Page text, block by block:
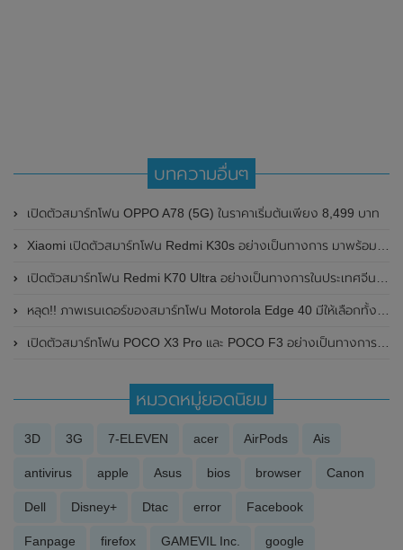
บทความอื่นๆ
เปิดตัวสมาร์ทโฟน OPPO A78 (5G) ในราคาเริ่มต้นเพียง 8,499 บาท
Xiaomi เปิดตัวสมาร์ทโฟน Redmi K30s อย่างเป็นทางการ มาพร้อมชิปเซ็ตเรือธง Snapdragon 865 , หน้าจอ 144 Hz และกล้อง 64MP
เปิดตัวสมาร์ทโฟน Redmi K70 Ultra อย่างเป็นทางการในประเทศจีน มาพร้อมชิปเซ็ต Mediatek Dimensity 9300+ , RAM 24GB และแบตเตอรี่สุดอึด 5,500mAh
หลุด!! ภาพเรนเดอร์ของสมาร์ทโฟน Motorola Edge 40 มีให้เลือกทั้งหมด 4 สี พร้อมเผยรายละเอียดราคาในยุโรปก่อนเปิดตัวในเร็วๆนี้
เปิดตัวสมาร์ทโฟน POCO X3 Pro และ POCO F3 อย่างเป็นทางการ มาพร้อมชิปเซ็ต Snapdragon 860 และชิปเซ็ต Snapdragon 870 ในราคาเริ่มต้นไม่ถึงหมื่น
หมวดหมู่ยอดนิยม
3D 3G 7-ELEVEN acer AirPods Ais
antivirus apple Asus bios browser Canon
Dell Disney+ Dtac error Facebook
Fanpage firefox GAMEVIL Inc. google